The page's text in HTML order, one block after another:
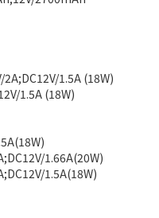
1.5A (18W)
1.5A (18W)
1.66A(20W)
1.5A(18W)